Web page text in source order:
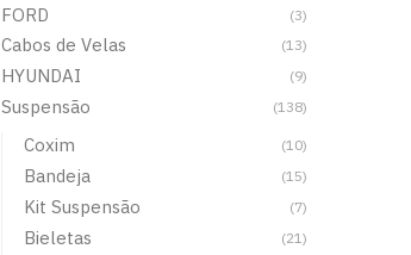
FORD (3)
Cabos de Velas (13)
HYUNDAI (9)
Suspensão (138)
Coxim (10)
Bandeja (15)
Kit Suspensão (7)
Bieletas (21)